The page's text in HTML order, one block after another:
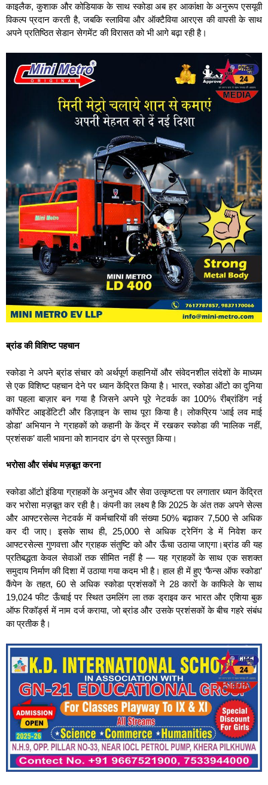
काइलैक, कुशाक और कोडियाक के साथ स्‍कोडा अब हर आकांक्षा के अनुरूप एसयूवी
विकल्प प्रदान करती है, जबकि स्‍लाविया और ऑक्‍टैविया आरएस की वापसी के साथ
अपने प्रतिष्ठित सेडान सेगमेंट की विरासत को भी आगे बढ़ा रही है।
ब्रांड की विशिष्ट पहचान
स्‍कोडा ने अपने ब्रांड संचार को अर्थपूर्ण कहानियों और संवेदनशील संदेशों के माध्यम
से एक विशिष्ट पहचान देने पर ध्यान केंद्रित किया है। भारत, स्‍कोडा ऑटो का दुनिया
का पहला बाज़ार बन गया है जिसने अपने पूरे नेटवर्क का 100% रीब्रांडिंग नई
कॉर्पोरेट आइडेंटिटी और डिज़ाइन के साथ पूरा किया है। लोकप्रिय ‘आई लव माई
डोडा’ अभियान ने ग्राहकों को कहानी के केंद्र में रखकर स्‍कोडा की ‘मालिक नहीं,
प्रशंसक’ वाली भावना को शानदार ढंग से प्रस्तुत किया।
भरोसा और संबंध मज़बूत करना
स्‍कोडा ऑटो इंडिया ग्राहकों के अनुभव और सेवा उत्कृष्टता पर लगातार ध्यान केंद्रित
कर भरोसा मज़बूत कर रही है। कंपनी का लक्ष्य है कि 2025 के अंत तक अपने सेल्स
और आफ्टरसेल्स नेटवर्क में कर्मचारियों की संख्या 50% बढ़ाकर 7,500 से अधिक
कर दी जाए। इसके साथ ही, 25,000 से अधिक ट्रेनिंग डे में निवेश कर
आफ्टरसेल्स गुणवत्ता और ग्राहक संतुष्टि को और ऊँचा उठाया जाएगा।ब्रांड की यह
प्रतिबद्धता केवल सेवाओं तक सीमित नहीं है — यह ग्राहकों के साथ एक सशक्त
समुदाय निर्माण की दिशा में उठाया गया कदम भी है। हाल ही में हुए ‘फैन्‍स ऑफ स्‍कोडा’
कैंपेन के तहत, 60 से अधिक स्‍कोडा प्रशंसकों ने 28 कारों के काफिले के साथ
19,024 फीट ऊँचाई पर स्थित उमलिंग ला तक ड्राइव कर भारत और एशिया बुक
ऑफ रिकॉर्ड्स में नाम दर्ज कराया, जो ब्रांड और उसके प्रशंसकों के बीच गहरे संबंध
का प्रतीक है।